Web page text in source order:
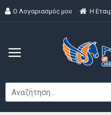
Ο Λογαριασμός μου H